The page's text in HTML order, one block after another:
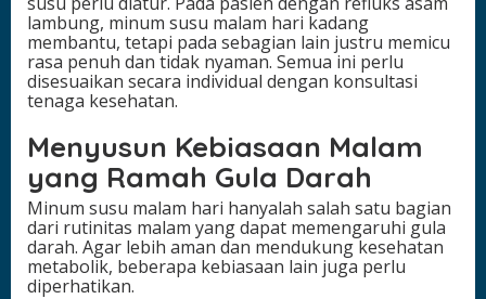
lambung, minum susu malam hari kadang
membantu, tetapi pada sebagian lain justru memicu
rasa penuh dan tidak nyaman. Semua ini perlu
disesuaikan secara individual dengan konsultasi
tenaga kesehatan.
Menyusun Kebiasaan Malam
yang Ramah Gula Darah
Minum susu malam hari hanyalah salah satu bagian
dari rutinitas malam yang dapat memengaruhi gula
darah. Agar lebih aman dan mendukung kesehatan
metabolik, beberapa kebiasaan lain juga perlu
diperhatikan.